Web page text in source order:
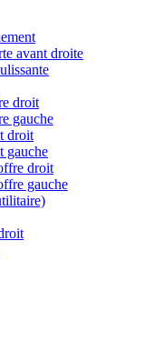
avant droite
droit
gauche
droit
gauche
droit
gauche